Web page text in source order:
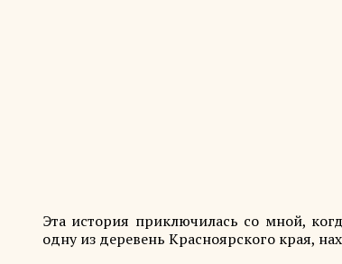
Эта история приключилась со мной,
одну из деревень Красноярского края,